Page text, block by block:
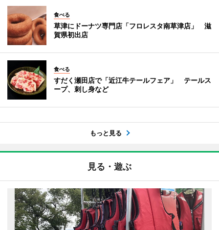
食べる
草津にドーナツ専門店「フロレスタ南草津店」 滋
賀県初出店
食べる
すだく瀬田店で「近江牛テールフェア」 テールス
ープ、刺し身など
もっと見る
見る・遊ぶ